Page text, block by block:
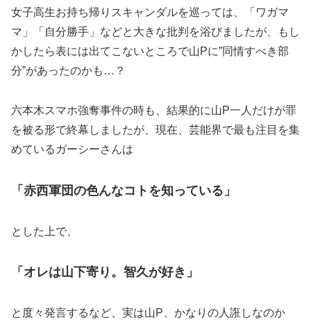
女子高生お持ち帰りスキャンダルを巡っては、「ワガマ
マ」「自分勝手」などと大きな批判を浴びましたが、もし
かしたら表には出てこないところで山Pに”同情すべき部
分”があったのかも…？
六本木スマホ強奪事件の時も、結果的に山P一人だけが罪
を被る形で終幕しましたが、現在、芸能界で最も注目を集
めているガーシーさんは
「赤西軍団の色んなコトを知っている」
とした上で、
「オレは山下寄り。智久が好き」
と度々発言するなど、実は山P、かなりの人誑しなのか